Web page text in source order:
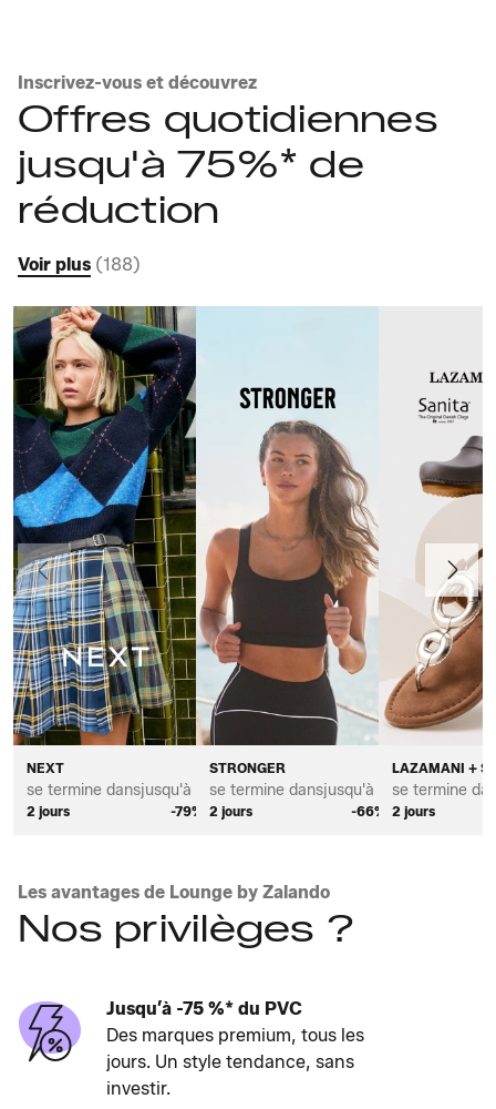
Inscrivez-vous et découvrez
Offres quotidiennes
jusqu'à 75%* de
réduction
Voir plus (188)
NEXT
se termine dans
2 jours
jusqu'à *
-79%
STRONGER
se termine dans
2 jours
jusqu'à *
-66%
LAZAMANI +
se termine
2 jours
Précédent Suivant
Les avantages de Lounge by Zalando
Nos privilèges ?
Jusqu’à -75 %* du PVC
Des marques premium, tous les
jours. Un style tendance, sans
investir.